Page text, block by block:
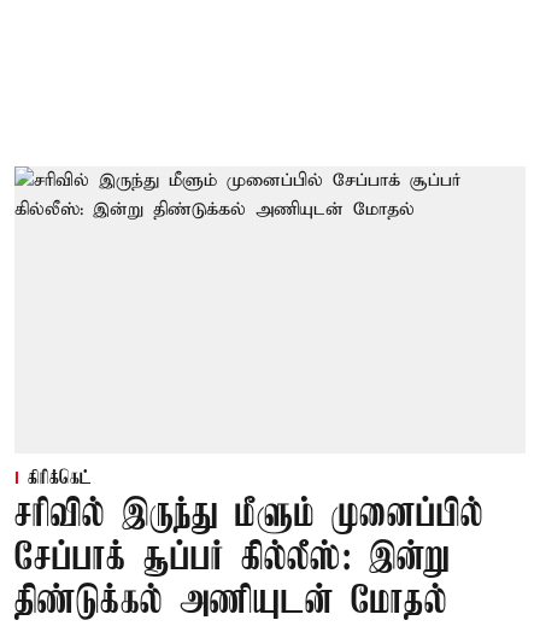
கிரிக்கெட்
சரிவில் இருந்து மீளும் முனைப்பில்
சேப்பாக் சூப்பர் கில்லீஸ்: இன்று
திண்டுக்கல் அணியுடன் மோதல்